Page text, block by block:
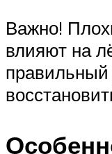
Важно!
влияют на
правильный